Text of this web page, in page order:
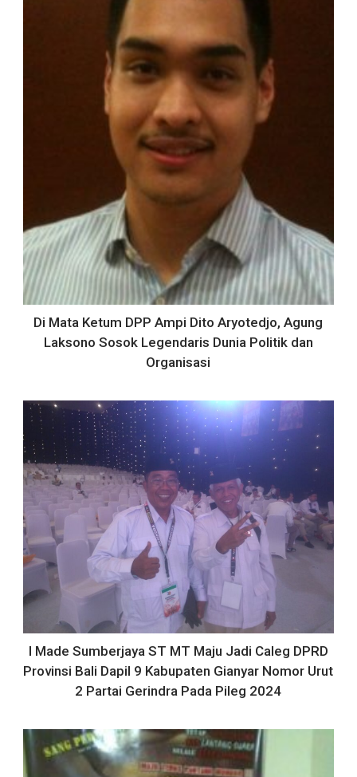
Di Mata Ketum DPP Ampi Dito Aryotedjo, Agung
Laksono Sosok Legendaris Dunia Politik dan
Organisasi
I Made Sumberjaya ST MT Maju Jadi Caleg DPRD
Provinsi Bali Dapil 9 Kabupaten Gianyar Nomor Urut
2 Partai Gerindra Pada Pileg 2024